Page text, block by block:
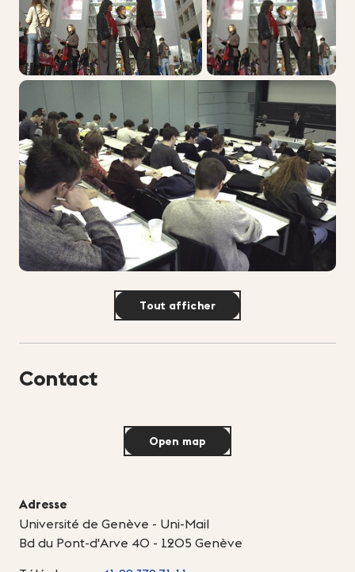
Tout afficher
Contact
Adresse
Université de Genève - Uni-Mail
Bd du Pont-d'Arve 40 - 1205 Genève
Open map